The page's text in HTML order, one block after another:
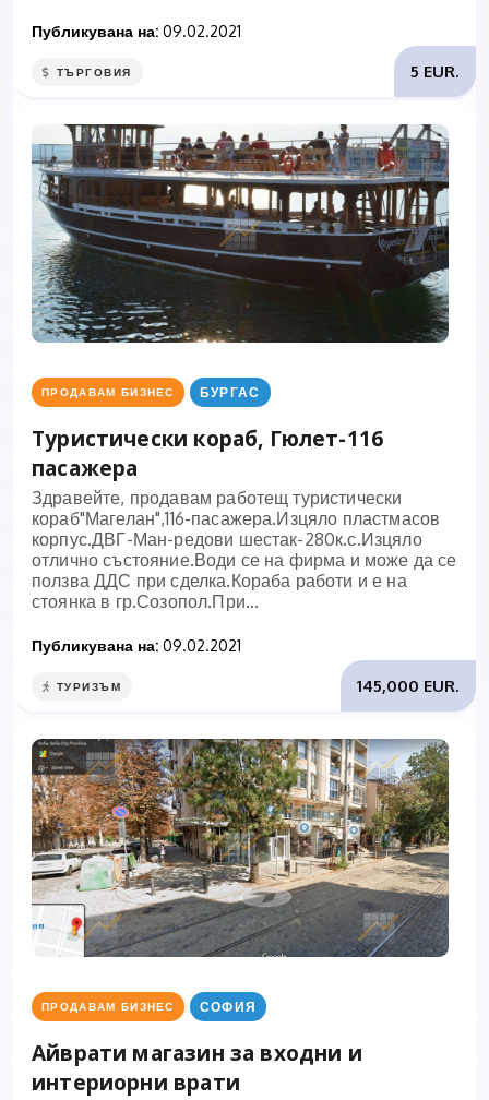
Публикувана на: 09.02.2021
5 EUR.
ТЪРГОВИЯ
ПРОДАВАМ БИЗНЕС БУРГАС
Туристически кораб, Гюлет-116
пасажера
Здравейте, продавам работещ туристически
кораб"Магелан",116-пасажера.Изцяло пластмасов
корпус.ДВГ-Ман-редови шестак-280к.с.Изцяло
отлично състояние.Води се на фирма и може да се
ползва ДДС при сделка.Кораба работи и е на
стоянка в гр.Созопол.При...
Публикувана на: 09.02.2021
145,000 EUR.
ТУРИЗЪМ
ПРОДАВАМ БИЗНЕС СОФИЯ
Айврати магазин за входни и
интериорни врати